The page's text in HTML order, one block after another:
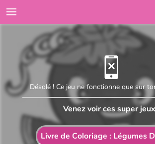
Livre de Coloriage : Légumes
Désolé ! Ce jeu ne fonctionne que sur
Venez voir ces super